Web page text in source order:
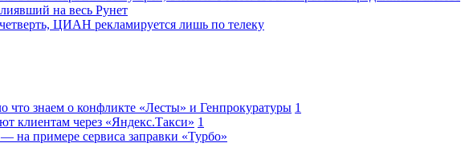
на весь Рунет
ЦИАН рекламируется лишь по телеку
что знаем о конфликте «Лесты» и Генпрокуратуры 1
клиентам через «Яндекс.Такси» 1
на примере сервиса заправки «Турбо»